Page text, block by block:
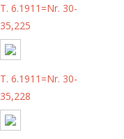
T. 6.1911=Nr. 30-
35,225
T. 6.1911=Nr. 30-
35,228